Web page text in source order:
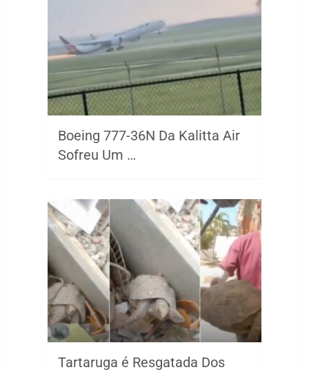
Boeing 777-36N Da Kalitta Air
Sofreu Um …
Tartaruga é Resgatada Dos